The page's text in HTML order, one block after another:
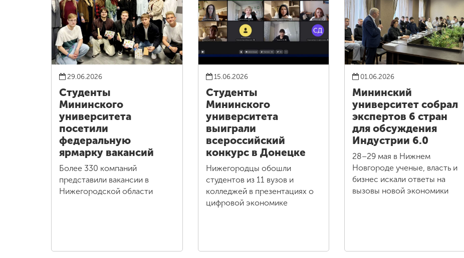
29.06.2026
Студенты
Мининского
университета
посетили
федеральную
ярмарку вакансий
Более 330 компаний
представили вакансии в
Нижегородской области
15.06.2026
Студенты
Мининского
университета
выиграли
всероссийский
конкурс в Донецке
Нижегородцы обошли
студентов из 11 вузов и
колледжей в презентациях о
цифровой экономике
01.06.2026
Мининский
университет собрал
экспертов 6 стран
для обсуждения
Индустрии 6.0
28–29 мая в Нижнем
Новгороде ученые, власть и
бизнес искали ответы на
вызовы новой экономики